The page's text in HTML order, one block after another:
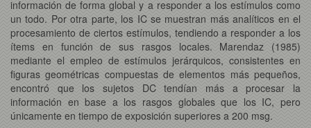
información de forma global y a responder a los estímulos como
un todo. Por otra parte, los IC se muestran más analíticos en el
procesamiento de ciertos estímulos, tendiendo a responder a los
ítems en función de sus rasgos locales. Marendaz (1985)
mediante el empleo de estímulos jerárquicos, consistentes en
figuras geométricas compuestas de elementos más pequeños,
encontró que los sujetos DC tendían más a procesar la
información en base a los rasgos globales que los IC, pero
únicamente en tiempo de exposición superiores a 200 msg.